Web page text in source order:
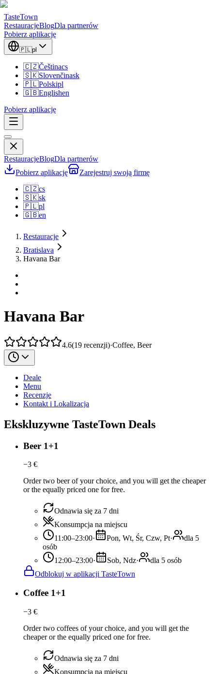
TasteTown
RestauracjeBlogDla partnerów
Pobierz aplikację
🇵🇱pl
🇨🇿Češtinacs
🇸🇰Slovenčinask
🇵🇱Polskipl
🇬🇧Englishen
Pobierz aplikację
RestauracjeBlogDla partnerów
Pobierz aplikację
Zarejestruj swoją firmę
🇨🇿cs
🇸🇰sk
🇵🇱pl
🇬🇧en
Restauracje
Bratislava
Havana Bar
Havana Bar
4.6(19 recenzji)·Coffee, Beer
Deale
Menu
Recenzje
Kontakt i Lokalizacja
Ekskluzywne TasteTown Deals
Beer 1+1
−3 €
Order two beer of your choice, and you will get the cheaper
or the equally priced one for free.
Odnawia się za 7 dni
Konsumpcja na miejscu
11:00–23:00· Pon, Wt, Śr, Czw, Pt·
dla 5
osób
12:00–23:00· Sob, Ndz·
dla 5 osób
Odblokuj w aplikacji TasteTown
Coffee 1+1
−3 €
Order two coffees of your choice, and you will get the
cheaper or the equally priced one for free.
Odnawia się za 7 dni
Konsumpcja na miejscu